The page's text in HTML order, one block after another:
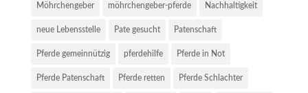
Möhrchengeber möhrchengeber-pferde Nachhaltigkeit
neue Lebensstelle Pate gesucht Patenschaft
Pferde gemeinnützig pferdehilfe Pferde in Not
Pferde Patenschaft Pferde retten Pferde Schlachter